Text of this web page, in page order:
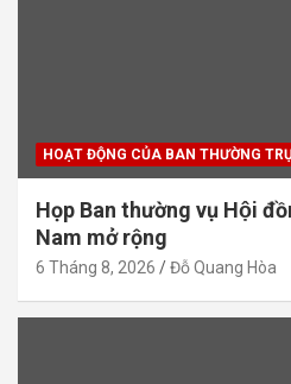
HOẠT ĐỘNG CỦA BAN THƯỜNG
Họp Ban thường vụ Hội
Nam mở rộng
6 Tháng 8, 2026 Đỗ Quang Hòa